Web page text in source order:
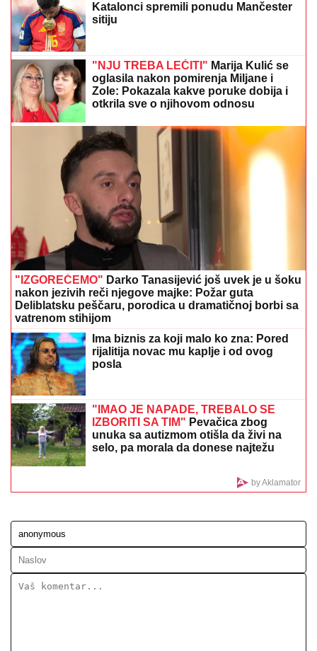
VATRENA STIHIJA POD KONTROLOM:Vatrogasci
morali ponovo da gase na brdu iznad sela Luka kod
Trebinja
"Jedini je rekao "NEĆU NIKAD!"
Jovana Jeremić ZAPLAKALA pred
kamerama ZBOG BIZNISMENA: Javno
je PONIZIO, a onda potezom iznenadio
javnost!
LANČANI SUDAR NA GAZELI
osoba odmah prevezena u bolnicu,
stvaraju se gužve
(FOTO) "AKO JE DETE PAMETNO, ZNA SE NA KOGA
JE - NA TETKU"Vanja Gudelj podelila objavu o
malom Ilijanu, Anastasija odmah reagovala
"Celo selo je strepelo od njega, niko
Potresne reči porodice nakon presude
Jovanovom ubici